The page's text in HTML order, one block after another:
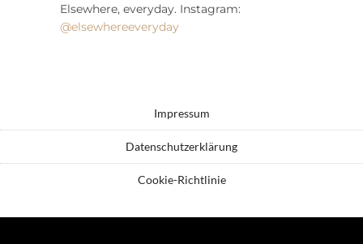
Elsewhere, everyday. Instagram:
@elsewhereeveryday
Impressum
Datenschutzerklärung
Cookie-Richtlinie